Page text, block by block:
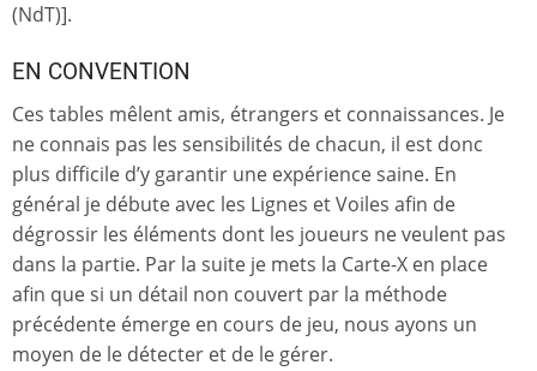
(NdT)].
EN CONVENTION
Ces tables mêlent amis, étrangers et connaissances. Je
ne connais pas les sensibilités de chacun, il est donc
plus difficile d’y garantir une expérience saine. En
général je débute avec les Lignes et Voiles afin de
dégrossir les éléments dont les joueurs ne veulent pas
dans la partie. Par la suite je mets la Carte-X en place
afin que si un détail non couvert par la méthode
précédente émerge en cours de jeu, nous ayons un
moyen de le détecter et de le gérer.